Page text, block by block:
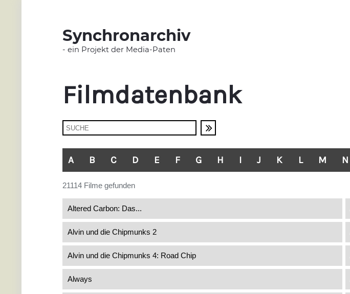
Synchronarchiv
- ein Projekt der Media-Paten
Filmdatenbank
A B C D E F G H I J K L M N
21114 Filme gefunden
Altered Carbon: Das...
Alvin und die Chipmunks 2
Alvin und die Chipmunks 4: Road Chip
Always